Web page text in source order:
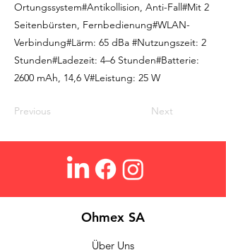
Ortungssystem#Antikollision, Anti-Fall#Mit 2
Seitenbürsten, Fernbedienung#WLAN-
Verbindung#Lärm: 65 dBa #Nutzungszeit: 2
Stunden#Ladezeit: 4–6 Stunden#Batterie:
2600 mAh, 14,6 V#Leistung: 25 W
Previous Next
Ohmex SA
Über Uns